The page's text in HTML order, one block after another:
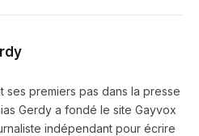
ses premiers pas dans la presse
Gerdy a fondé le site Gayvox
indépendant pour écrire